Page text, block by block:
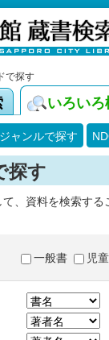
で探す
いろいろ
ジャンルで探す
探す
、資料を検索する
一般書 児